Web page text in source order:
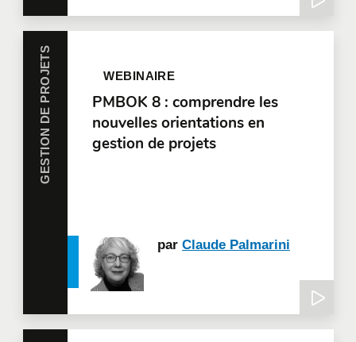
GESTION DE PROJETS WEBINAIRE
PMBOK 8 : comprendre les
nouvelles orientations en
gestion de projets
parClaude Palmarini